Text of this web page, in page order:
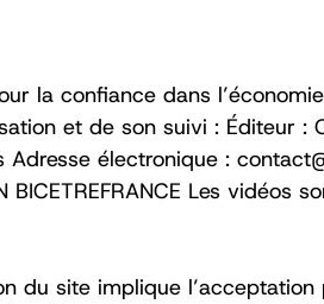
la confiance dans
et de son suivi : Éditeur :
électronique :
Les vidéos
du site implique